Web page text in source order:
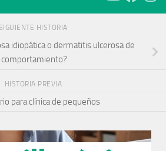
HISTORIA
idiopática o dermatitis ulcerosa de
comportamiento?
HISTORIA PREVIA
para clínica de pequeños